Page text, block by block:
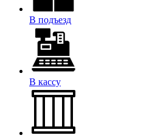
В подъезд
В кассу